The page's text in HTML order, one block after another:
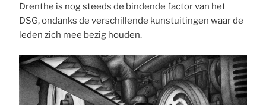
Drenthe is nog steeds de bindende factor van het
DSG, ondanks de verschillende kunstuitingen waar de
leden zich mee bezig houden.